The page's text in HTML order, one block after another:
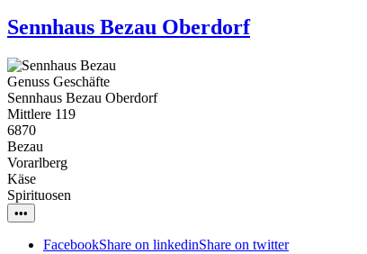
Sennhaus Bezau Oberdorf
Genuss Geschäfte
Sennhaus Bezau Oberdorf
Mittlere 119
6870
Bezau
Vorarlberg
Käse
Spirituosen
•••
FacebookShare on linkedinShare on twitter